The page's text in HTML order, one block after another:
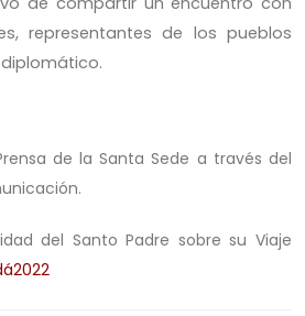
representantes de los pueblos
de la Santa Sede a través del
del Santo Padre sobre su Viaje